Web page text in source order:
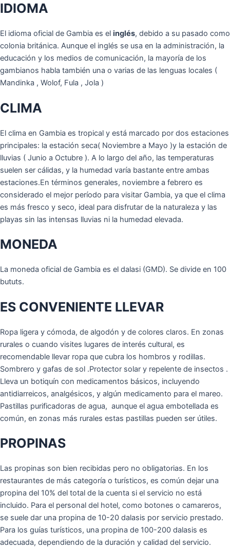
IDIOMA
El idioma oficial de Gambia es el inglés, debido a su pasado como
colonia británica. Aunque el inglés se usa en la administración, la
educación y los medios de comunicación, la mayoría de los
gambianos habla también una o varias de las lenguas locales (
Mandinka , Wolof, Fula , Jola )
CLIMA
El clima en Gambia es tropical y está marcado por dos estaciones
principales: la estación seca( Noviembre a Mayo )y la estación de
lluvias ( Junio a Octubre ). A lo largo del año, las temperaturas
suelen ser cálidas, y la humedad varía bastante entre ambas
estaciones.En términos generales, noviembre a febrero es
considerado el mejor período para visitar Gambia, ya que el clima
es más fresco y seco, ideal para disfrutar de la naturaleza y las
playas sin las intensas lluvias ni la humedad elevada.
MONEDA
La moneda oficial de Gambia es el dalasi (GMD). Se divide en 100
bututs.
ES CONVENIENTE LLEVAR
Ropa ligera y cómoda, de algodón y de colores claros. En zonas
rurales o cuando visites lugares de interés cultural, es
recomendable llevar ropa que cubra los hombros y rodillas.
Sombrero y gafas de sol .Protector solar y repelente de insectos .
Lleva un botiquín con medicamentos básicos, incluyendo
antidiarreicos, analgésicos, y algún medicamento para el mareo.
Pastillas purificadoras de agua, aunque el agua embotellada es
común, en zonas más rurales estas pastillas pueden ser útiles.
PROPINAS
Las propinas son bien recibidas pero no obligatorias. En los
restaurantes de más categoría o turísticos, es común dejar una
propina del 10% del total de la cuenta si el servicio no está
incluido. Para el personal del hotel, como botones o camareros,
se suele dar una propina de 10-20 dalasis por servicio prestado.
Para los guías turísticos, una propina de 100-200 dalasis es
adecuada, dependiendo de la duración y calidad del servicio.